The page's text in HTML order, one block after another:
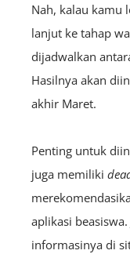
Nah, kalau kamu
lanjut ke tahap
dijadwalkan
Hasilnya akan
akhir Maret.
Penting untuk
juga memiliki
aplikasi
informasinya di